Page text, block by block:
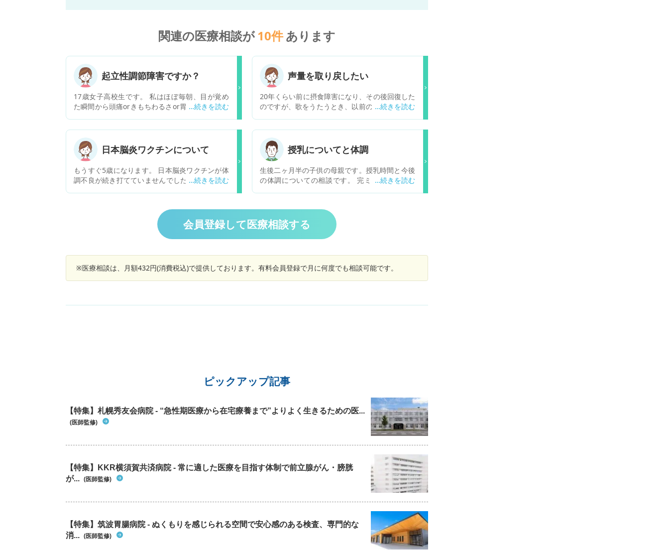
関連の医療相談が10件あります
起立性調節障害ですか？
17歳女子高校生です。 私はほぼ毎朝、目が覚め
た瞬間から頭痛orきもちわるさor胃痛があります
た時や立ち上がった時に、頭がふわふわしたり、
歯磨きの時(朝)に立っていられないときがありま
す また、立ち上がった直後に、視界が暗くなった
り、耳がぼわっと(きこえにくい感じ？)すること
や、動悸がすることがあります 時間が経つと少し
楽になり、早ければ正午前、遅いと16時頃にだい
ぶ楽になります たまに心臓がドクッと強く打つ感
少し楽になりますが、ずっと立っていたりずっと
座っていたり動いたりすると症状が強くなります
学校では、長時間立っていることがつらく、授業
け睡眠をとっても午前の授業では知らない間に眠
ってしまうこともあります 体調が悪い日は、午後
状を理解して貰えていますが、担任や顧問には仮
声量を取り戻したい
20年くらい前に摂食障害になり、その後回復した
のですが、歌をうたうとき、以前のように声が続
りとはいかなくても、声量を回復させるにはどう
したらよいでしょうか。家で手軽にできたり、カ
ラオケなど、遠慮なく声を出せるところでできる
トレーニングはありますか？ よろしくお願いしま
す。
日本脳炎ワクチンについて
もうすぐ5歳になります。 日本脳炎ワクチンが体
調不良が続き打てていませんでした。 2週間かか
したがどちらも高熱がしばらく出てぐったりして
ました。 友人の子供は3回目打った後から高熱と
嘔吐下痢が4日続いたと(ワクチンが原因かわかり
ませんが体調は打つまで良かったと) 言うのを聞
いですよね。
授乳についてと体調
生後二ヶ月半の子供の母親です。授乳時間と今後
の体調についての相談です。 完ミで育てていま
ます。 昨日、浴後一時間後、20時30分くらいに
追加でミルクを60飲んだあとに子供が寝てしま
い、しばらくし起きて拳をしゃぶり、様子を見て
いたら寝てを数回繰り返したのちに私も寝てしま
上と心配になりつつも140飲ませています。 子供
を起こした際の顔色や動きは普段と変わりありま
いものなのでしょうか？ 4点が気になりますので
教えていただきたく思います。 補足としまして、
昨日のミルク時間を載せておきます。 3:00(14
0)、7:10(140)、10:35(100)、12:50(80)、15:20(12
会員登録して医療相談する
※医療相談は、月額432円(消費税込)で提供しております。有料会員登録で月に何度でも相談可能です。
ピックアップ記事
【特集】札幌秀友会病院 - “急性期医療から在宅療養まで”よりよく生きるための医...
(医師監修)
【特集】KKR横須賀共済病院 - 常に適した医療を目指す体制で前立腺がん・膀胱
が... (医師監修)
【特集】筑波胃腸病院 - ぬくもりを感じられる空間で安心感のある検査、専門的な
消... (医師監修)